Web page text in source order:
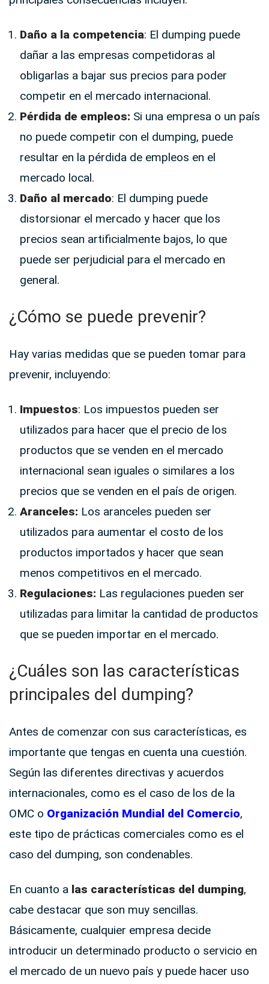
Daño a la competencia: El dumping puede
dañar a las empresas competidoras al
obligarlas a bajar sus precios para poder
competir en el mercado internacional.
Pérdida de empleos: Si una empresa o un país
no puede competir con el dumping, puede
resultar en la pérdida de empleos en el
mercado local.
Daño al mercado: El dumping puede
distorsionar el mercado y hacer que los
precios sean artificialmente bajos, lo que
puede ser perjudicial para el mercado en
general.
¿Cómo se puede prevenir?
Hay varias medidas que se pueden tomar para
prevenir, incluyendo:
Impuestos: Los impuestos pueden ser
utilizados para hacer que el precio de los
productos que se venden en el mercado
internacional sean iguales o similares a los
precios que se venden en el país de origen.
Aranceles: Los aranceles pueden ser
utilizados para aumentar el costo de los
productos importados y hacer que sean
menos competitivos en el mercado.
Regulaciones: Las regulaciones pueden ser
utilizadas para limitar la cantidad de productos
que se pueden importar en el mercado.
¿Cuáles son las características
principales del dumping?
Antes de comenzar con sus características, es
importante que tengas en cuenta una cuestión.
Según las diferentes directivas y acuerdos
internacionales, como es el caso de los de la
OMC o Organización Mundial del Comercio,
este tipo de prácticas comerciales como es el
caso del dumping, son condenables.
En cuanto a las características del dumping,
cabe destacar que son muy sencillas.
Básicamente, cualquier empresa decide
introducir un determinado producto o servicio en
el mercado de un nuevo país y puede hacer uso